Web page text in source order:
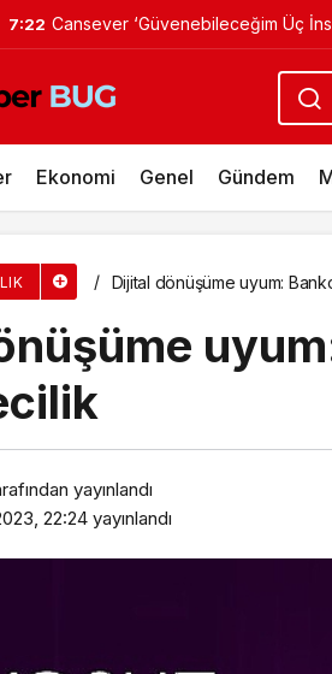
20:12 Cansever Hayatını Kaybetti:
Ekonomi Genel Gündem
Dijital dönüşüme uyum:
yayınlandı
22:24 yayınlandı
İnsomnia